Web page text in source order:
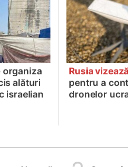
organiza
alături
israelian
Rusia
pentru a
dronelor